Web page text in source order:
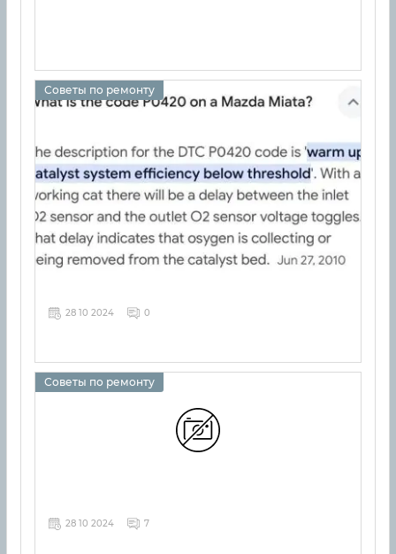
Советы по ремонту
28 10 2024 0
Советы по ремонту
28 10 2024 7